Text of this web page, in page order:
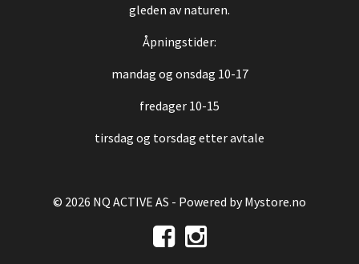
gleden av naturen.
Åpningstider:
mandag og onsdag 10-17
fredager 10-15
tirsdag og torsdag etter avtale
© 2026 NQ ACTIVE AS - Powered byMystore.no